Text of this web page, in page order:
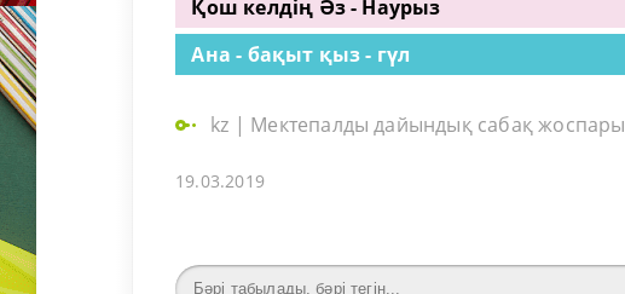
Қош келдің Әз - Наурыз
Ана - бақыт қыз - гүл
kz | Мектепалды дайындық сабақ жоспары
19.03.2019